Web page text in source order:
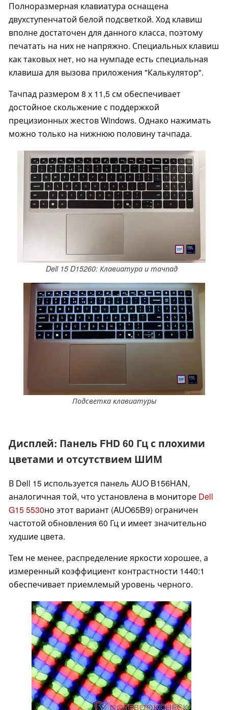
Полноразмерная клавиатура оснащена
двухступенчатой белой подсветкой. Ход клавиш
вполне достаточен для данного класса, поэтому
печатать на них не напряжно. Специальных клавиш
как таковых нет, но на нумпаде есть специальная
клавиша для вызова приложения "Калькулятор".
Тачпад размером 8 х 11,5 см обеспечивает
достойное скольжение с поддержкой
прецизионных жестов Windows. Однако нажимать
можно только на нижнюю половину тачпада.
Dell 15 D15260: Клавиатура и тачпад
Подсветка клавиатуры
Дисплей: Панель FHD 60 Гц с плохими
цветами и отсутствием ШИМ
В Dell 15 используется панель AUO B156HAN,
аналогичная той, что установлена в мониторе Dell
G15 5530но этот вариант (AUO65B9) ограничен
частотой обновления 60 Гц и имеет значительно
худшие цвета.
Тем не менее, распределение яркости хорошее, а
измеренный коэффициент контрастности 1440:1
обеспечивает приемлемый уровень черного.